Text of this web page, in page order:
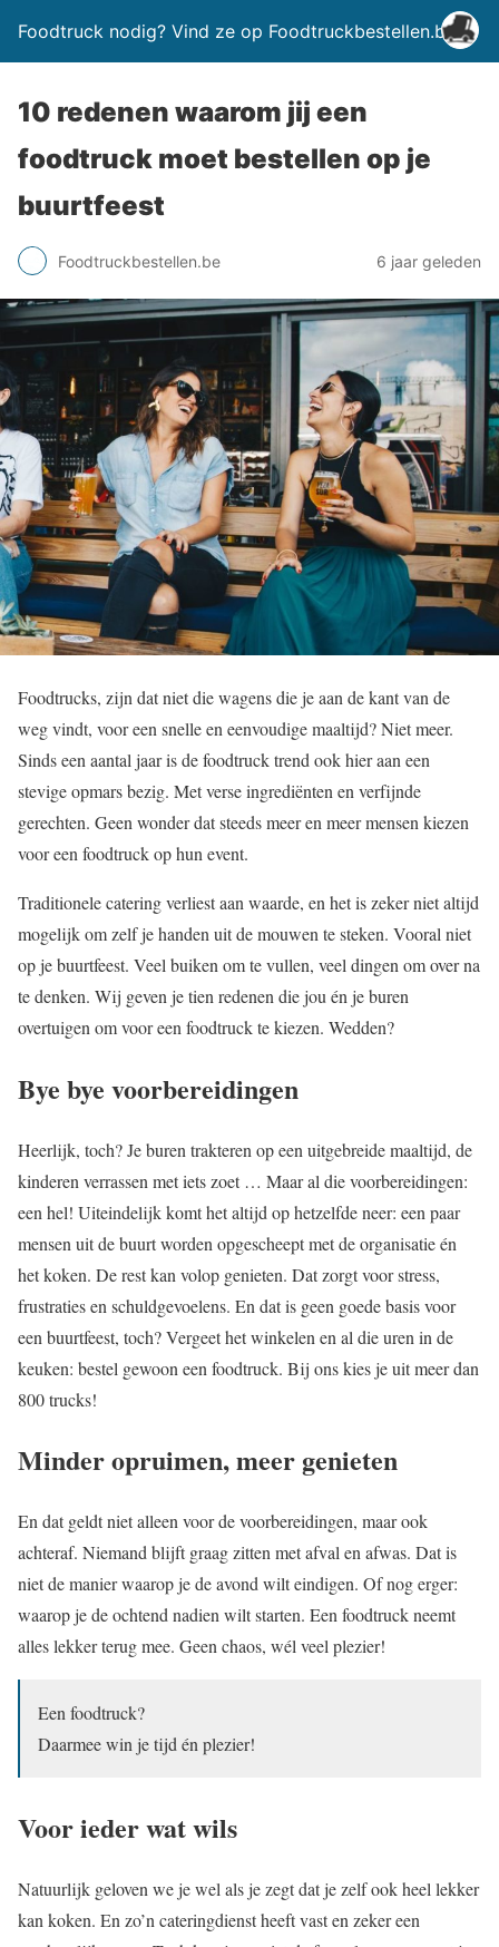
Foodtruck nodig? Vind ze op Foodtruckbestellen.be
10 redenen waarom jij een
foodtruck moet bestellen op je
buurtfeest
Foodtruckbestellen.be 6 jaar geleden
Foodtrucks, zijn dat niet die wagens die je aan de kant van de
weg vindt, voor een snelle en eenvoudige maaltijd? Niet meer.
Sinds een aantal jaar is de foodtruck trend ook hier aan een
stevige opmars bezig. Met verse ingrediënten en verfijnde
gerechten. Geen wonder dat steeds meer en meer mensen kiezen
voor een foodtruck op hun event.
Traditionele catering verliest aan waarde, en het is zeker niet altijd
mogelijk om zelf je handen uit de mouwen te steken. Vooral niet
op je buurtfeest. Veel buiken om te vullen, veel dingen om over na
te denken. Wij geven je tien redenen die jou én je buren
overtuigen om voor een foodtruck te kiezen. Wedden?
Bye bye voorbereidingen
Heerlijk, toch? Je buren trakteren op een uitgebreide maaltijd, de
kinderen verrassen met iets zoet … Maar al die voorbereidingen:
een hel! Uiteindelijk komt het altijd op hetzelfde neer: een paar
mensen uit de buurt worden opgescheept met de organisatie én
het koken. De rest kan volop genieten. Dat zorgt voor stress,
frustraties en schuldgevoelens. En dat is geen goede basis voor
een buurtfeest, toch? Vergeet het winkelen en al die uren in de
keuken: bestel gewoon een foodtruck. Bij ons kies je uit meer dan
800 trucks!
Minder opruimen, meer genieten
En dat geldt niet alleen voor de voorbereidingen, maar ook
achteraf. Niemand blijft graag zitten met afval en afwas. Dat is
niet de manier waarop je de avond wilt eindigen. Of nog erger:
waarop je de ochtend nadien wilt starten. Een foodtruck neemt
alles lekker terug mee. Geen chaos, wél veel plezier!
Een foodtruck?
Daarmee win je tijd én plezier!
Voor ieder wat wils
Natuurlijk geloven we je wel als je zegt dat je zelf ook heel lekker
kan koken. En zo’n cateringdienst heeft vast en zeker een